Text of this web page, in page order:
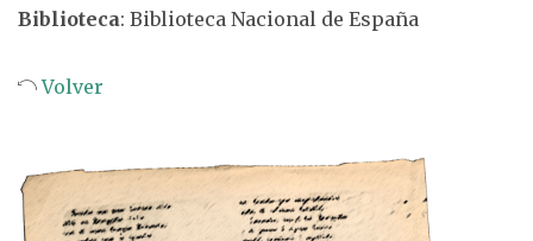
Biblioteca: Biblioteca Nacional de España
Volver